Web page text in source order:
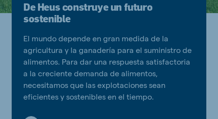
De Heus construye un futuro
sostenible
El mundo depende en gran medida de la
agricultura y la ganadería para el suministro de
alimentos. Para dar una respuesta satisfactoria
a la creciente demanda de alimentos,
necesitamos que las explotaciones sean
eficientes y sostenibles en el tiempo.